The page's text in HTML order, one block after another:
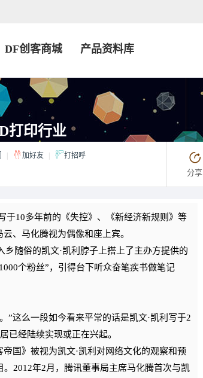
DF创客商城 产品资料库
打印行业
加好友 打招呼
分享
10多年前的《失控》、《新经济新规则》等
、马化腾视为偶像和座上宾。
随俗的凯文·凯利脖子上搭上了主办方提供的
个粉丝”，引得台下听众奋笔疾书做笔记
这么一段如今看来平常的话是凯文·凯利写于2
已经陆续实现或正在兴起。
国》被视为凯文·凯利对网络文化的观察和预
2012年2月，腾讯董事局主席马化腾首次与凯